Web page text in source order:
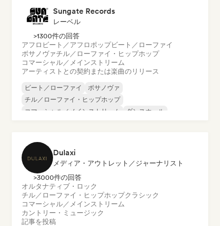
Sungate Records
レーベル
>1300件の回答
アフロビート／アフロポップビート／ローファイ
ボサノヴァチル／ローファイ・ヒップホップ
コマーシャル／メインストリーム
アーティストとの契約または楽曲のリリース
ビート／ローファイ
ボサノヴァ
チル／ローファイ・ヒップホップ
コマーシャル／メインストリーム
ダンスホール
Dulaxi
メディア・アウトレット／ジャーナリスト
>3000件の回答
オルタナティブ・ロック
チル／ローファイ・ヒップホップクラシック
コマーシャル／メインストリーム
カントリー・ミュージック
記事を投稿